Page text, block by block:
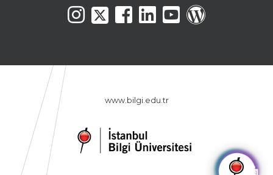
www.bilgi.edu.tr